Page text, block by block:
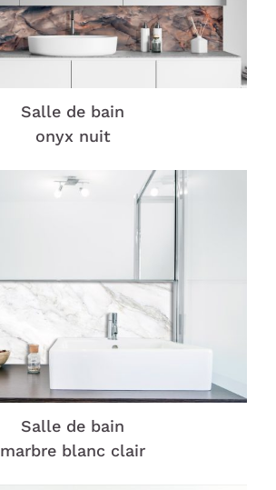
Salle de bain
onyx nuit
Salle de bain
marbre blanc clair